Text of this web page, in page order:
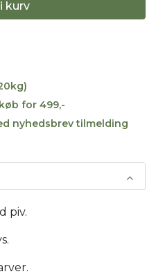
kurv
for 499,-
nyhedsbrev tilmelding
piv.